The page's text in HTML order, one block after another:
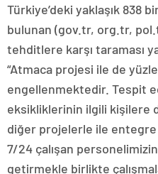
Türkiye’deki yaklaşık 838
bulunan (gov.tr, org.tr,
tehditlere karşı taraması
“Atmaca projesi ile de
engellenmektedir. Tespit
eksikliklerinin ilgili kişilere
diğer projelerle ile entegre
7/24 çalışan
getirmekle birlikte